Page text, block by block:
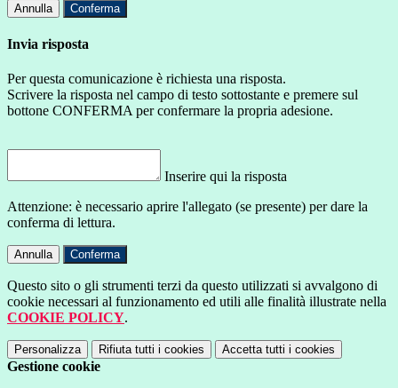
Annulla Conferma
Invia risposta
Per questa comunicazione è richiesta una risposta.
Scrivere la risposta nel campo di testo sottostante e premere sul
bottone CONFERMA per confermare la propria adesione.
Inserire qui la risposta
Attenzione: è necessario aprire l'allegato (se presente) per dare la
conferma di lettura.
Annulla Conferma
Questo sito o gli strumenti terzi da questo utilizzati si avvalgono di
cookie necessari al funzionamento ed utili alle finalità illustrate nella
COOKIE POLICY.
Personalizza Rifiuta tutti i cookies Accetta tutti i cookies
Gestione cookie